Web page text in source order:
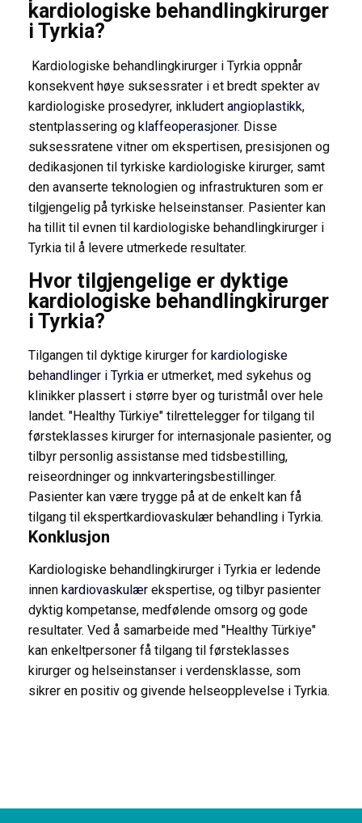
kardiologiske behandlingkirurger
i Tyrkia?
Kardiologiske behandlingkirurger i Tyrkia oppnår
konsekvent høye suksessrater i et bredt spekter av
kardiologiske prosedyrer, inkludert angioplastikk,
stentplassering og klaffeoperasjoner. Disse
suksessratene vitner om ekspertisen, presisjonen og
dedikasjonen til tyrkiske kardiologiske kirurger, samt
den avanserte teknologien og infrastrukturen som er
tilgjengelig på tyrkiske helseinstanser. Pasienter kan
ha tillit til evnen til kardiologiske behandlingkirurger i
Tyrkia til å levere utmerkede resultater.
Hvor tilgjengelige er dyktige
kardiologiske behandlingkirurger
i Tyrkia?
Tilgangen til dyktige kirurger for kardiologiske
behandlinger i Tyrkiaer utmerket, med sykehus og
klinikker plassert i større byer og turistmål over hele
landet. "Healthy Türkiye" tilrettelegger for tilgang til
førsteklasses kirurger for internasjonale pasienter, og
tilbyr personlig assistanse med tidsbestilling,
reiseordninger og innkvarteringsbestillinger.
Pasienter kan være trygge på at de enkelt kan få
tilgang til ekspertkardiovaskulær behandling i Tyrkia.
Konklusjon
Kardiologiske behandlingkirurger i Tyrkia er ledende
innen kardiovaskulær ekspertise, og tilbyr pasienter
dyktig kompetanse, medfølende omsorg og gode
resultater. Ved å samarbeide med "Healthy Türkiye"
kan enkeltpersoner få tilgang til førsteklasses
kirurger og helseinstanser i verdensklasse, som
sikrer en positiv og givende helseopplevelse i Tyrkia.